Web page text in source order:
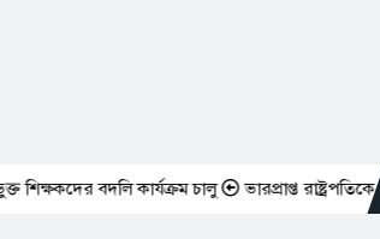
বদলি কার্যক্রম চালু ভারপ্রাপ্ত রাষ্ট্রপতিকে